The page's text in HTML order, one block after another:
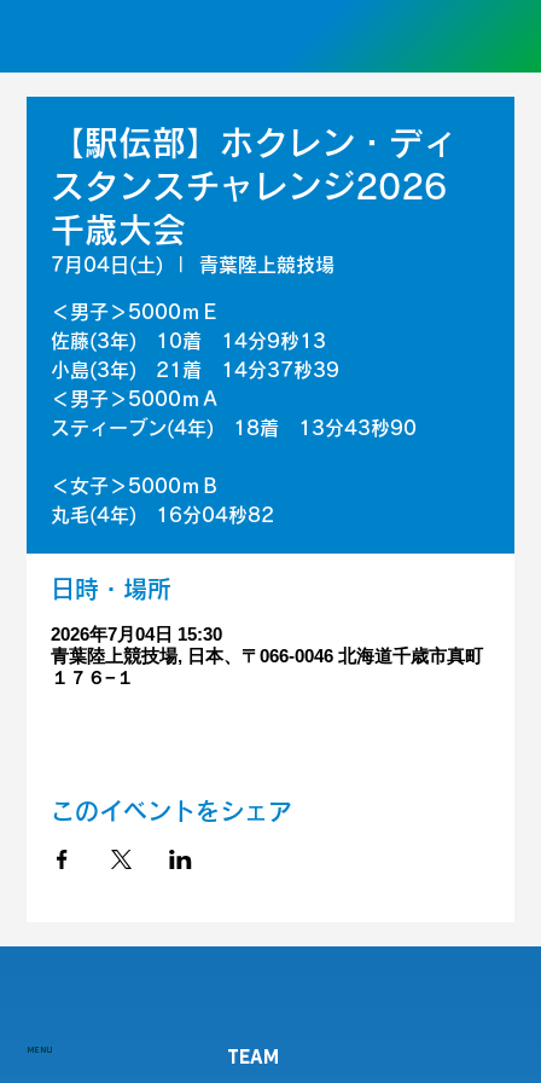
【駅伝部】ホクレン・ディ
スタンスチャレンジ2026
千歳大会
7月04日(土)
  |
青葉陸上競技場
＜男子＞5000ｍＥ
佐藤(3年) 10着 14分9秒13
小島(3年) 21着 14分37秒39
＜男子＞5000ｍＡ
スティーブン(4年) 18着 13分43秒90
＜女子＞5000ｍＢ
丸毛(4年) 16分04秒82
日時・場所
2026年7月04日 15:30
青葉陸上競技場, 日本、〒066-0046 北海道千歳市真町
１７６−１
このイベントをシェア
MENU
TEAM